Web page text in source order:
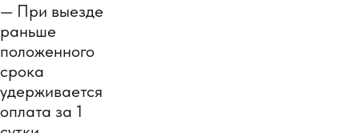
— При выезде
раньше
положенного
срока
удерживается
оплата за 1